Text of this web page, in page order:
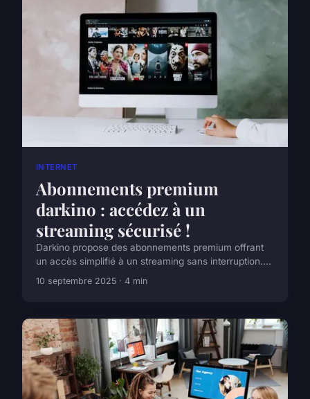
INTERNET
Abonnements premium
darkino : accédez à un
streaming sécurisé !
Darkino propose des abonnements premium offrant
un accès simplifié à un streaming sans interruption....
10 septembre 2025 · 4 min